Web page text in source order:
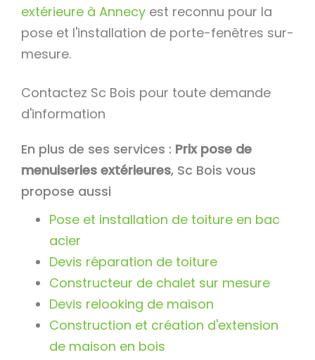
extérieure à Annecy est reconnu pour la
pose et l'installation de porte-fenêtres sur-
mesure.
Contactez Sc Bois pour toute demande
d'information
En plus de ses services : Prix pose de
menuiseries extérieures, Sc Bois vous
propose aussi
Pose et installation de toiture en bac
acier
Devis réparation de toiture
Constructeur de chalet sur mesure
Devis relooking de maison
Construction et création d'extension
de maison en bois